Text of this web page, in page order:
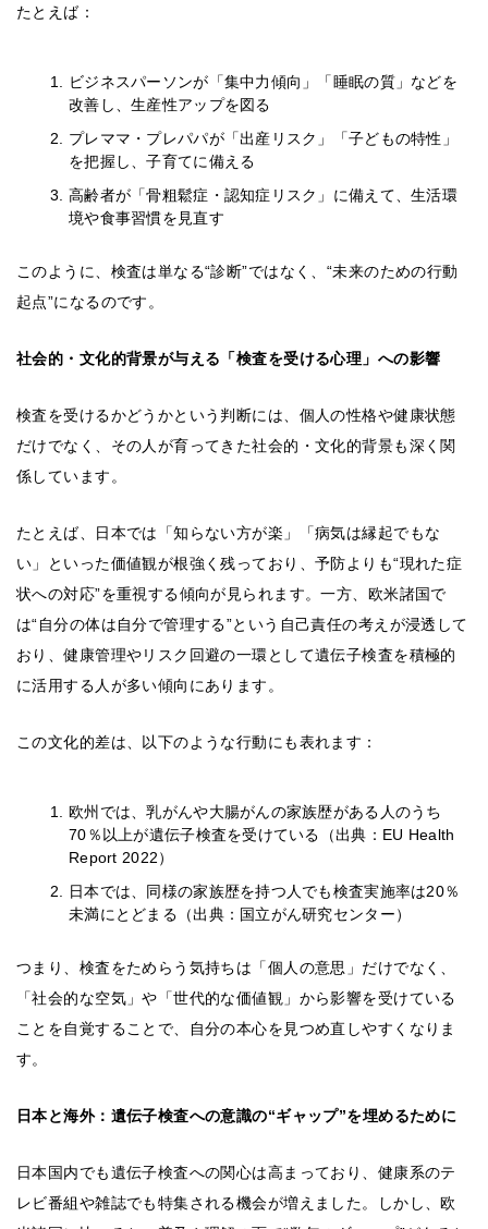
たとえば：
ビジネスパーソンが「集中力傾向」「睡眠の質」などを
改善し、生産性アップを図る
プレママ・プレパパが「出産リスク」「子どもの特性」
を把握し、子育てに備える
高齢者が「骨粗鬆症・認知症リスク」に備えて、生活環
境や食事習慣を見直す
このように、検査は単なる“診断”ではなく、“未来のための行動
起点”になるのです。
社会的・文化的背景が与える「検査を受ける心理」への影響
検査を受けるかどうかという判断には、個人の性格や健康状態
だけでなく、その人が育ってきた社会的・文化的背景も深く関
係しています。
たとえば、日本では「知らない方が楽」「病気は縁起でもな
い」といった価値観が根強く残っており、予防よりも“現れた症
状への対応”を重視する傾向が見られます。一方、欧米諸国で
は“自分の体は自分で管理する”という自己責任の考えが浸透して
おり、健康管理やリスク回避の一環として遺伝子検査を積極的
に活用する人が多い傾向にあります。
この文化的差は、以下のような行動にも表れます：
欧州では、乳がんや大腸がんの家族歴がある人のうち
70％以上が遺伝子検査を受けている（出典：EU Health
Report 2022）
日本では、同様の家族歴を持つ人でも検査実施率は20％
未満にとどまる（出典：国立がん研究センター）
つまり、検査をためらう気持ちは「個人の意思」だけでなく、
「社会的な空気」や「世代的な価値観」から影響を受けている
ことを自覚することで、自分の本心を見つめ直しやすくなりま
す。
日本と海外：遺伝子検査への意識の“ギャップ”を埋めるために
日本国内でも遺伝子検査への関心は高まっており、健康系のテ
レビ番組や雑誌でも特集される機会が増えました。しかし、欧